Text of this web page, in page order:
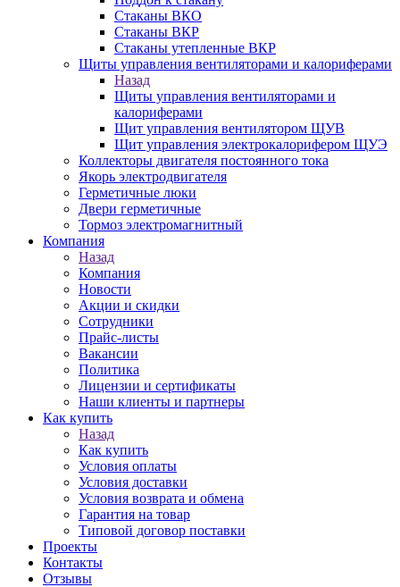
Стаканы ВКО
Стаканы ВКР
Стаканы утепленные ВКР
Щиты управления вентиляторами и калориферами
Назад
Щиты управления вентиляторами и
калориферами
Щит управления вентилятором ЩУВ
Щит управления электрокалорифером ЩУЭ
Коллекторы двигателя постоянного тока
Якорь электродвигателя
Герметичные люки
Двери герметичные
Тормоз электромагнитный
Компания
Назад
Компания
Новости
Акции и скидки
Сотрудники
Прайс-листы
Вакансии
Политика
Лицензии и сертификаты
Наши клиенты и партнеры
Как купить
Назад
Как купить
Условия оплаты
Условия доставки
Условия возврата и обмена
Гарантия на товар
Типовой договор поставки
Проекты
Контакты
Отзывы